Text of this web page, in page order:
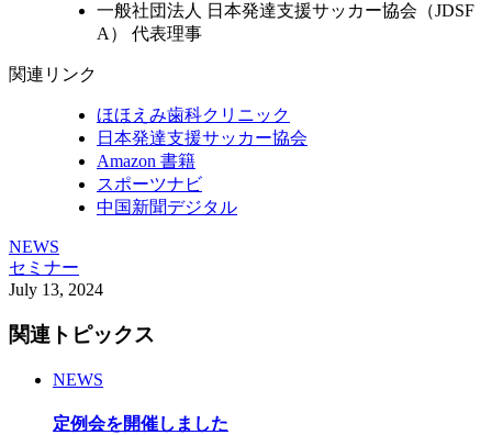
一般社団法人 日本発達支援サッカー協会（JDSF
A） 代表理事
関連リンク
ほほえみ歯科クリニック
日本発達支援サッカー協会
Amazon 書籍
スポーツナビ
中国新聞デジタル
NEWS
セミナー
July 13, 2024
関連トピックス
NEWS
定例会を開催しました